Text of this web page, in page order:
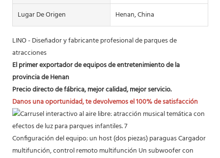
Lugar De Origen
Henan, China
LINO - Diseñador y fabricante profesional de parques de
atracciones
El primer exportador de equipos de entretenimiento de la
provincia de Henan
Precio directo de fábrica, mejor calidad, mejor servicio.
Danos una oportunidad, te devolvemos el 100% de satisfacción
Configuración del equipo: un host (dos piezas) paraguas Cargador
multifunción, control remoto multifunción Un subwoofer con